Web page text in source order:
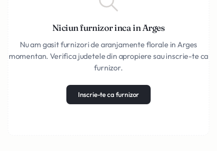
Niciun furnizor inca in Arges
Nu am gasit furnizori de aranjamente florale in Arges
momentan. Verifica judetele din apropiere sau inscrie-te ca
furnizor.
Inscrie-te ca furnizor